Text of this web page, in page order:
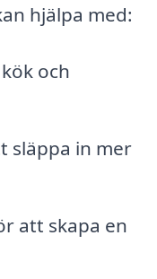
hjälpa med:
och
släppa in mer
att skapa en